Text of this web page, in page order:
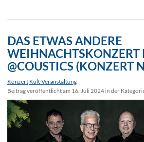
DAS ETWAS ANDERE
WEIHNACHTSKONZERT
@COUSTICS (KONZERT
Konzert Kult-Veranstaltung
Beitrag veröffentlicht am 16. Juli 2024 in der